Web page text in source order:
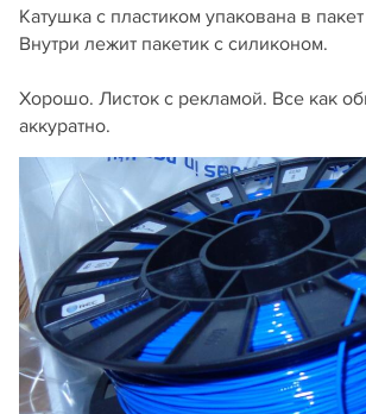
Катушка с пластиком упакована в
Внутри лежит пакетик с силиконом.
Хорошо. Листок с рекламой. Все как
аккуратно.